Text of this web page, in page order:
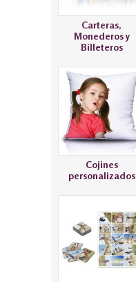
Carteras,
Monederos y
Billeteros
Cojines
personalizados